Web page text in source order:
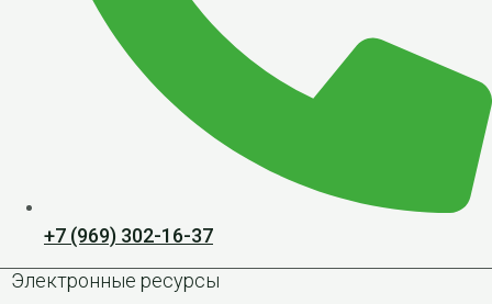
+7 (969) 302-16-37
Электронные ресурсы